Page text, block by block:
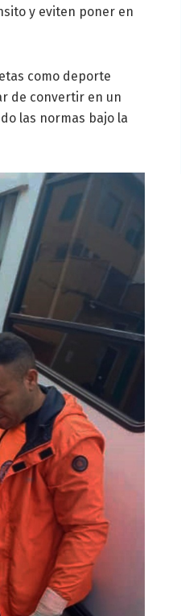
y eviten poner en
como deporte
de convertir en un
las normas bajo la